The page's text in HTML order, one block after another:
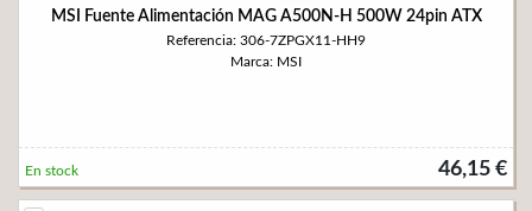
MSI Fuente Alimentación MAG A500N-H 500W 24pin ATX
Referencia: 306-7ZPGX11-HH9
Marca: MSI
46,15 €
En stock